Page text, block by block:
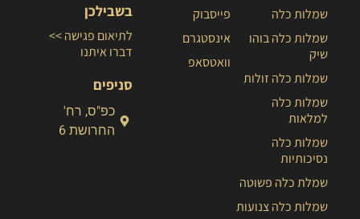
שמלות כלה
שמלות כלה בוהו
שיק
שמלות כלה זולות
שמלות כלה
למלאות
שמלות כלה
נסיכותיות
שמלת כלה פשוטה
שמלות כלה צנועות
פייסבוק
אינסטגרם
וואטסאפ
בשבילכן
לתיאום פגישה >>
דברו איתנו
סניפים
כפ"ס, רח'
החרושת 6